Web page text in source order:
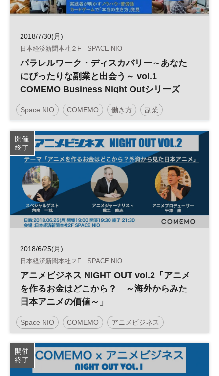
2018/7/30(月)
日本経済新聞本社２F SPACE NIO
パラレルワーク・ディスカバリー～あなた
にぴったりな副業と出会う～ vol.1
COMEMO Business Night Outシリーズ
Space NIO COMEMO 働き方 副業
開催
終了
2018/6/25(月)
日本経済新聞本社２F SPACE NIO
アニメビジネス NIGHT OUT vol.2「アニメ
を作るお金はどこから？ ～海外からみた
日本アニメの価値～」
Space NIO COMEMO アニメビジネス
開催
終了